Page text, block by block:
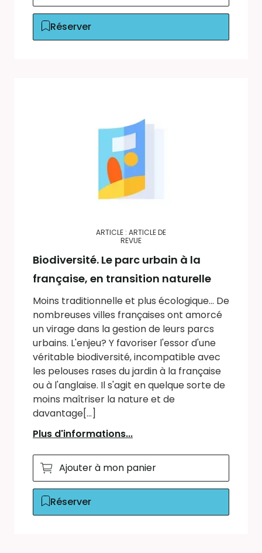
Réserver
ARTICLE : ARTICLE DE
REVUE
Biodiversité. Le parc urbain à la
française, en transition naturelle
Moins traditionnelle et plus écologique... De
nombreuses villes françaises ont amorcé
un virage dans la gestion de leurs parcs
urbains. L'enjeu? Y favoriser l'essor d'une
véritable biodiversité, incompatible avec
les pelouses rases du jardin à la française
ou à l'anglaise. Il s'agit en quelque sorte de
moins maîtriser la nature et de
davantage[...]
Plus d'informations...
Ajouter à mon panier
Réserver